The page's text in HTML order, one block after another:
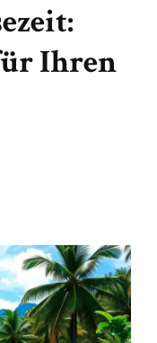
Ihren